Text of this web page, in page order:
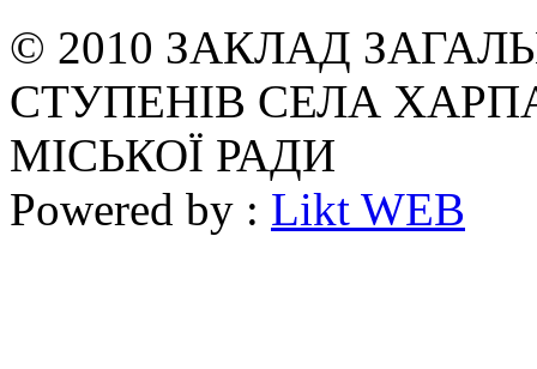
© 2010 ЗАКЛАД
СТУПЕНІВ СЕЛА
МІСЬКОЇ РАДИ
Powered by : Likt WEB